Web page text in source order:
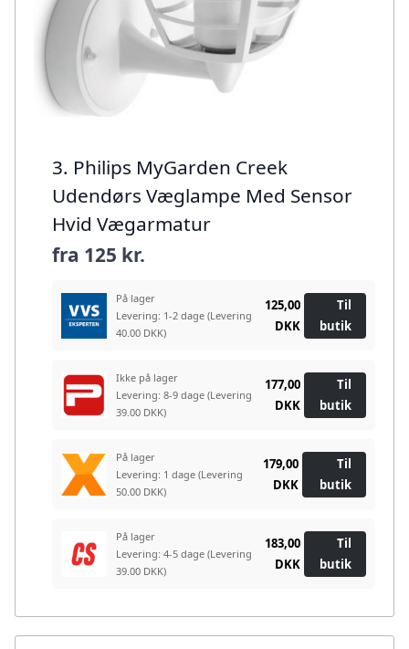
3. Philips MyGarden Creek
Udendørs Væglampe Med Sensor
Hvid Vægarmatur
fra 125 kr.
På lager
Levering: 1-2 dage (Levering
40.00 DKK)
125,00
DKK
Til
butik
Ikke på lager
Levering: 8-9 dage (Levering
39.00 DKK)
177,00
DKK
Til
butik
På lager
Levering: 1 dage (Levering
50.00 DKK)
179,00
DKK
Til
butik
På lager
Levering: 4-5 dage (Levering
39.00 DKK)
183,00
DKK
Til
butik